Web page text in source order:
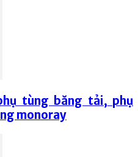
tùng băng tải, phụ
monoray